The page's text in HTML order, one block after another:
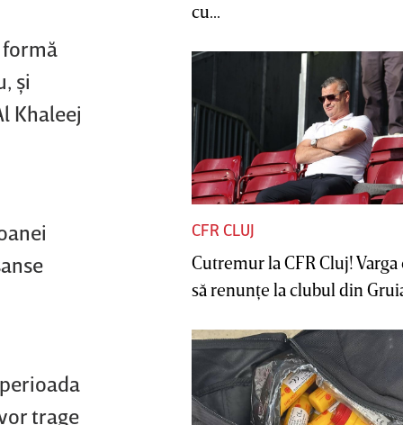
formă
şi
Khaleej
trage
cu...
CFR CLUJ
Cutremur la CFR Cluj! Varga
să renunţe la clubul din